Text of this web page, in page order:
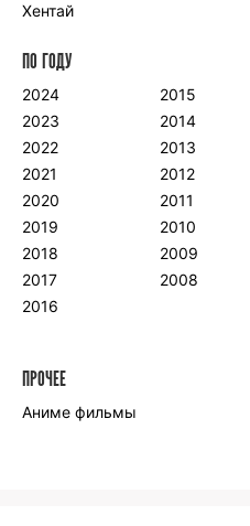
Хентай
ПО ГОДУ
2024
2023
2022
2021
2020
2019
2018
2017
2016
2015
2014
2013
2012
2011
2010
2009
2008
ПРОЧЕЕ
Аниме фильмы